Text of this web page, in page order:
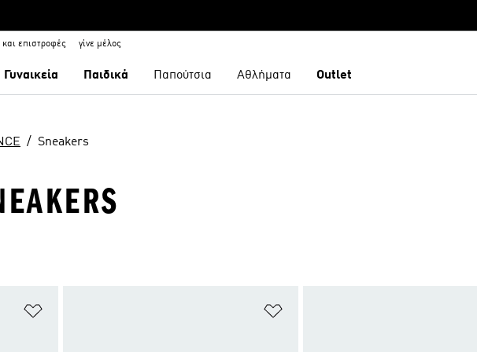
και επιστροφές γίνε μέλος
Γυναικεία Παιδικά Παπούτσια Αθλήματα Outlet
Sneakers